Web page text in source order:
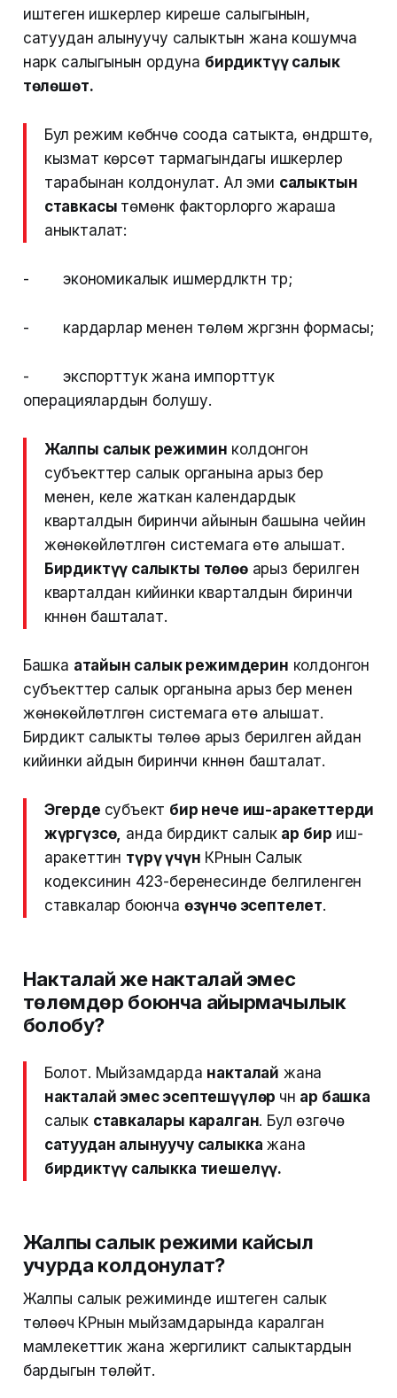
иштеген ишкерлер киреше салыгынын,
сатуудан алынуучу салыктын жана кошумча
нарк салыгынын ордуна бирдиктүү салык
төлөшөт.
Бул режим көбүнчө соода сатыкта, өндүрүштө,
кызмат көрсөтүү тармагындагы ишкерлер
тарабынан колдонулат. Ал эми салыктын
ставкасы төмөнкү факторлорго жараша
аныкталат:
- экономикалык ишмердүүлүктүн түрү;
- кардарлар менен төлөм жүргүзүүнүн формасы;
- экспорттук жана импорттук
операциялардын болушу.
Жалпы салык режимин колдонгон
субъекттер салык органына арыз берүү
менен, келе жаткан календардык
кварталдын биринчи айынын башына чейин
жөнөкөйлөтүлгөн системага өтө алышат.
Бирдиктүү салыкты төлөөарыз берилген
кварталдан кийинки кварталдын биринчи
күнүнөн башталат.
Башка атайын салык режимдерин колдонгон
субъекттер салык органына арыз берүү менен
жөнөкөйлөтүлгөн системага өтө алышат.
Бирдиктүү салыкты төлөө арыз берилген айдан
кийинки айдын биринчи күнүнөн башталат.
Эгерде субъект бир нече иш-аракеттерди
жүргүзсө, анда бирдиктүү салык ар бир иш-
аракеттин түрү үчүн КРнын Салык
кодексинин 423-беренесинде белгиленген
ставкалар боюнча өзүнчө эсептелет.
Накталай же накталай эмес
төлөмдөр боюнча айырмачылык
болобу?
Болот. Мыйзамдарда накталай жана
накталай эмес эсептешүүлөр үчүн ар башка
салык ставкалары каралган. Бул өзгөчө
сатуудан алынуучу салыкка жана
бирдиктүү салыкка тиешелүү.
Жалпы салык режими кайсыл
учурда колдонулат?
Жалпы салык режиминде иштеген салык
төлөөчү КРнын мыйзамдарында каралган
мамлекеттик жана жергиликтүү салыктардын
бардыгын төлөйт.